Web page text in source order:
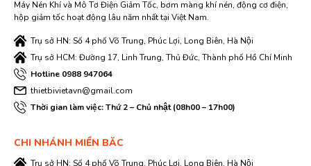
Máy Nén Khí và Mô Tơ Điện Giảm Tốc, bơm màng khí nén, động cơ điện,
hộp giảm tốc hoạt động lâu năm nhất tại Việt Nam.
Trụ sở HN: Số 4 phố Võ Trung, Phúc Lợi, Long Biên, Hà Nội
Trụ sở HCM: Đường 17, Linh Trung, Thủ Đức, Thành phố Hồ Chí Minh
Hotline 0988 947064
thietbivietavn@gmail.com
Thời gian làm việc: Thứ 2 – Chủ nhật (08h00 – 17h00)
CHI NHÁNH MIỀN BĂC
Trụ sở HN: Số 4 phố Võ Trung, Phúc Lợi, Long Biên, Hà Nội